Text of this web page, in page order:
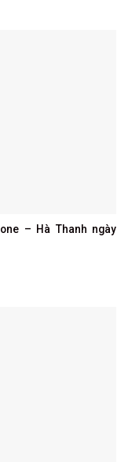
– Hà Thanh ngày